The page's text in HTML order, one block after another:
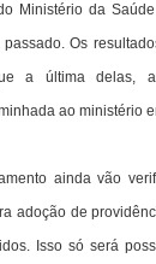
Ministério da
Os
a última delas,
ao ministério
ainda vão
adoção de
Isso só será